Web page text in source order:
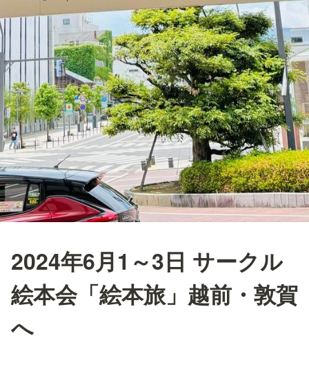
2024年6月1～3日 サークル
絵本会「絵本旅」越前・敦賀
へ